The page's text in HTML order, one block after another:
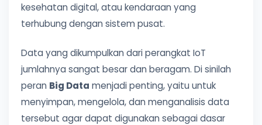
kesehatan digital, atau kendaraan yang
terhubung dengan sistem pusat.
Data yang dikumpulkan dari perangkat IoT
jumlahnya sangat besar dan beragam. Di sinilah
peran Big Data menjadi penting, yaitu untuk
menyimpan, mengelola, dan menganalisis data
tersebut agar dapat digunakan sebagai dasar